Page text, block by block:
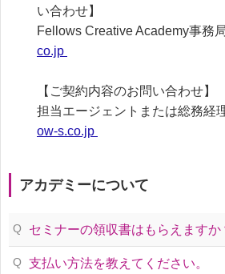
い合わせ】
Fellows Creative Academy事務
co.jp
【ご契約内容のお問い合わせ】
担当エージェントまたは総務経
ow-s.co.jp
アカデミーについて
Q セミナーの領収書はもらえますか
Q 支払い方法を教えてください。